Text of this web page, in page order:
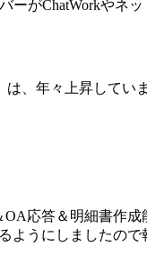
がChatWorkやネ
、年々上昇していま
応答＆明細書作
ようにしましたので